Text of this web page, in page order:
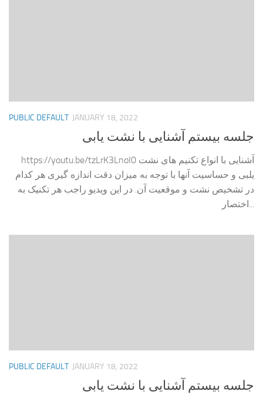
PUBLIC DEFAULT JANUARY 18, 2022
جلسه بیستم آشنایی با نشت یابی
https://youtu.be/tzLrK3LnoI0 آشنایی با انواع تکنیم های نشت
یلبی و حساسیت آنها با توجه به میزان دقت اندازه گیری هر کدام
در تشخیص نشت و موقعیت آن. در این ویدیو راجب هر تکنیک به
اختصار...
PUBLIC DEFAULT JANUARY 18, 2022
جلسه بیستم آشنایی با نشت یابی